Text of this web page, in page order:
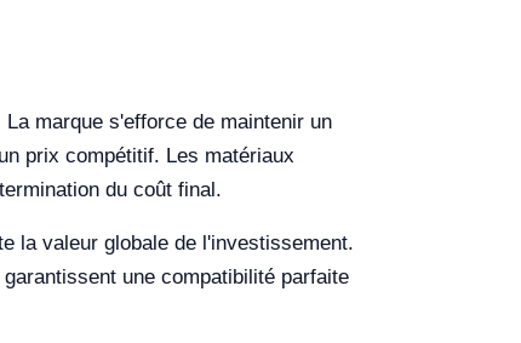
marque s'efforce de maintenir un
prix compétitif. Les matériaux
du coût final.
la valeur globale de l'investissement.
une compatibilité parfaite